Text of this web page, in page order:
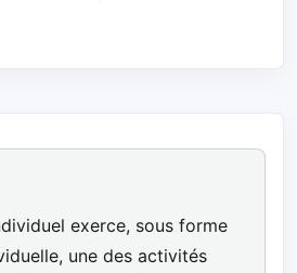
exerce, sous forme
une des activités